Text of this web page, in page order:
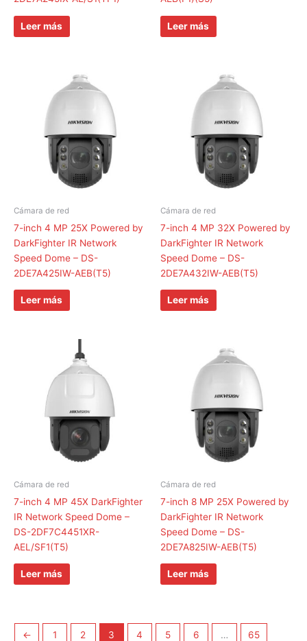
Leer más Leer más
Cámara de red
7-inch 4 MP 25X Powered by
DarkFighter IR Network
Speed Dome – DS-
2DE7A425IW-AEB(T5)
Leer más
Cámara de red
7-inch 4 MP 32X Powered by
DarkFighter IR Network
Speed Dome – DS-
2DE7A432IW-AEB(T5)
Leer más
Cámara de red
7-inch 4 MP 45X DarkFighter
IR Network Speed Dome –
DS-2DF7C4451XR-
AEL/SF1(T5)
Leer más
Cámara de red
7-inch 8 MP 25X Powered by
DarkFighter IR Network
Speed Dome – DS-
2DE7A825IW-AEB(T5)
Leer más
← 1 2 3 4 5 6 … 65